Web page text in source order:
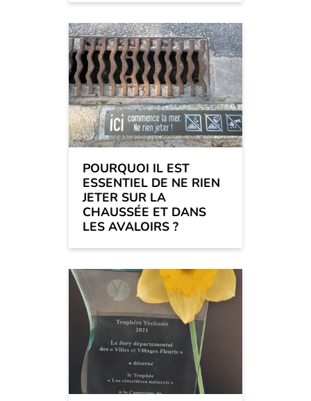
POURQUOI IL EST
ESSENTIEL DE NE RIEN
JETER SUR LA
CHAUSSÉE ET DANS
LES AVALOIRS ?